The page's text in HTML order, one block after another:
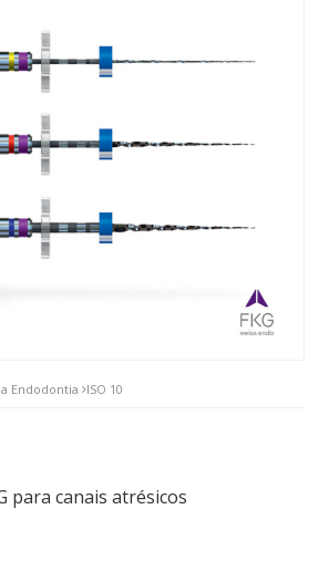
Endodontia ISO 10
para canais atrésicos